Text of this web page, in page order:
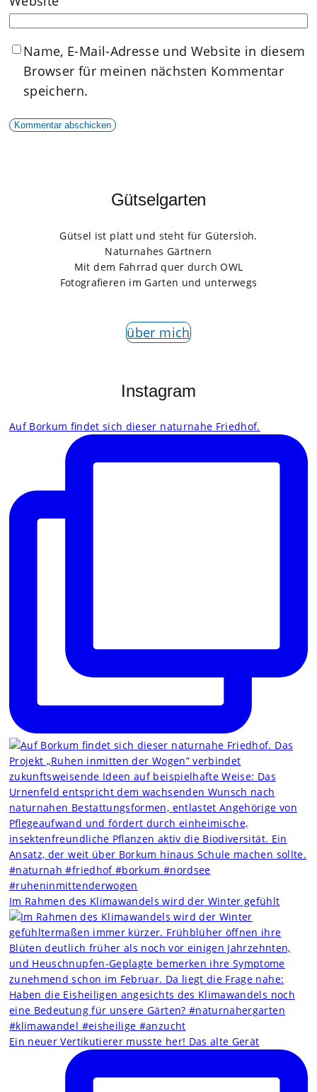
Name, E-Mail-Adresse und Website in diesem
Browser für meinen nächsten Kommentar
speichern.
Gütselgarten
Gütsel ist platt und steht für Gütersloh.
Naturnahes Gärtnern
Mit dem Fahrrad quer durch OWL
Fotografieren im Garten und unterwegs
über mich
Instagram
Auf Borkum findet sich dieser naturnahe Friedhof.
Im Rahmen des Klimawandels wird der Winter gefühlt
Ein neuer Vertikutierer musste her! Das alte Gerät